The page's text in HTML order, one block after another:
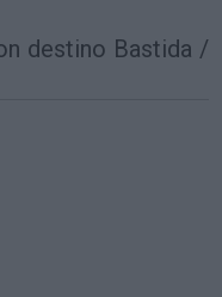
destino Bastida /